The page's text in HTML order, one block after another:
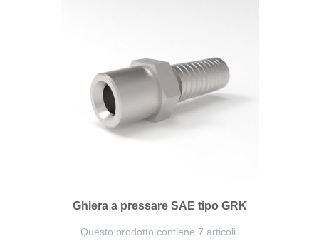
Ghiera a pressare SAE tipo GRK
Questo prodotto contiene 7 articoli.